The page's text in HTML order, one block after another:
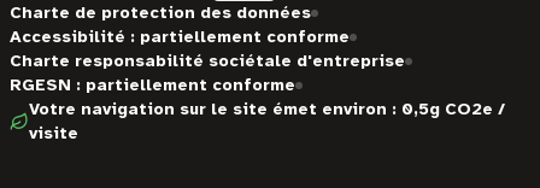
Charte de protection des données
Accessibilité : partiellement conforme
Charte responsabilité sociétale d'entreprise
RGESN : partiellement conforme
Votre navigation sur le site émet environ : 0,5g CO2e /
visite